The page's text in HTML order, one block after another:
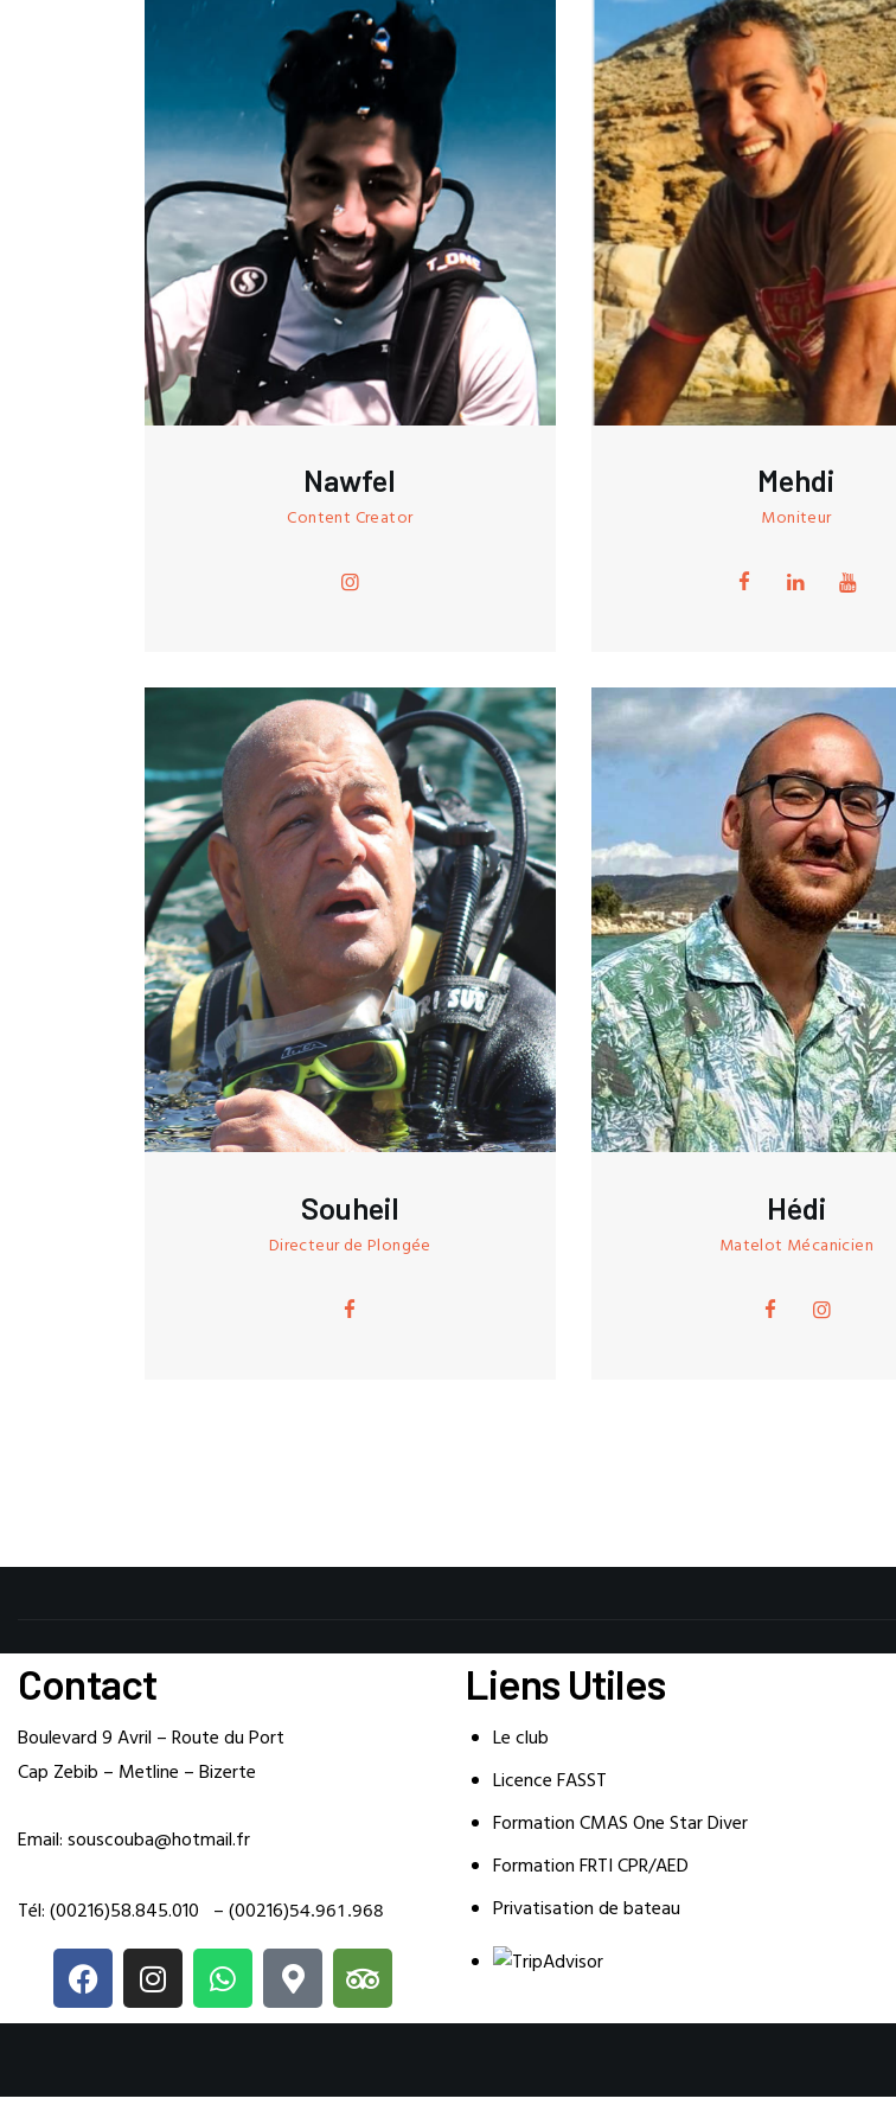
Nawfel
Content Creator
Mehdi
Moniteur
Souheil
Directeur de Plongée
Hédi
Matelot Mécanicien
Contact
Boulevard 9 Avril – Route du Port
Cap Zebib – Metline – Bizerte
Email:souscouba@hotmail.fr
Tél:(00216)58.845.010 –(00216)54.961.968
Liens Utiles
Le club
Licence FASST
Formation CMAS One Star Diver
Formation FRTI CPR/AED
Privatisation de bateau
MOUJA CAP